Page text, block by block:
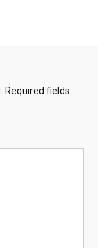
Required fields